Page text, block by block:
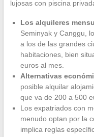
lujosas con piscina
Los alquileres
Seminyak y Canggu,
a los de las grandes
habitaciones, bien
euros al mes.
Alternativas
posible alquilar
que va de 200 a 500
Los expatriados con
menudo optan por la
implica reglas